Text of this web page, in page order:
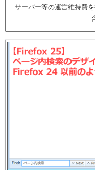
サーバー等の運営維持費